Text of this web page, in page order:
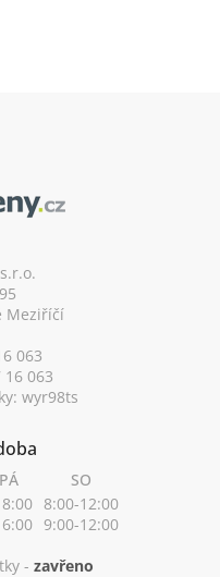
Meziříčí
063
16 063
wyr98ts
SO
8:00-12:00
9:00-12:00
- zavřeno